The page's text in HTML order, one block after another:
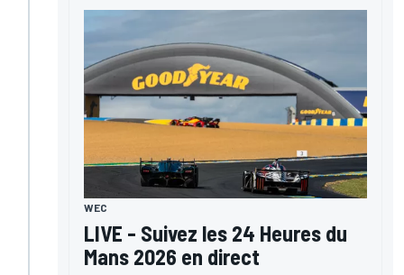
WEC
LIVE - Suivez les 24 Heures du
Mans 2026 en direct